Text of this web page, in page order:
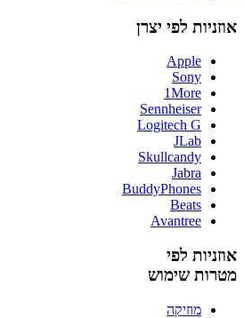
אוזניות לפי יצרן
Apple
Sony
1More
Sennheiser
Logitech G
JLab
Skullcandy
Jabra
BuddyPhones
Beats
Avantree
אוזניות לפי
מטרות שימוש
מוזיקה